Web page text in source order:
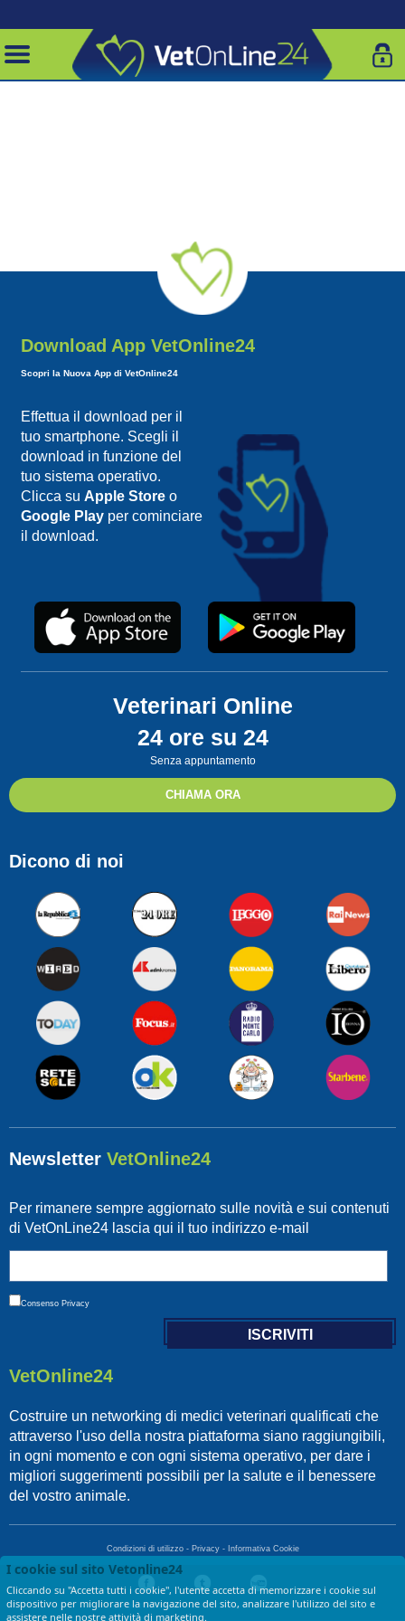
Download App VetOnline24
Scopri la Nuova App di VetOnline24
Effettua il download per il
tuo smartphone. Scegli il
download in funzione del
tuo sistema operativo.
Clicca su Apple Storeo
Google Playper cominciare
il download.
Veterinari Online
24 ore su 24
Senza appuntamento
CHIAMA ORA
Dicono di noi
Newsletter VetOnline24
Per rimanere sempre aggiornato sulle novità e sui contenuti
di VetOnLine24 lascia qui il tuo indirizzo e-mail
Consenso Privacy
VetOnline24
Costruire un networking di medici veterinari qualificati che
attraverso l'uso della nostra piattaforma siano raggiungibili,
in ogni momento e con ogni sistema operativo, per dare i
migliori suggerimenti possibili per la salute e il benessere
del vostro animale.
Condizioni di utilizzo- Privacy- Informativa Cookie
Copyright © 2017 VetOnLine24 - di LGF srl - P.IVA 13674721009
I cookie sul sito Vetonline24
Cliccando su "Accetta tutti i cookie", l'utente accetta di memorizzare i cookie sul
dispositivo per migliorare la navigazione del sito, analizzare l'utilizzo del sito e
assistere nelle nostre attività di marketing.